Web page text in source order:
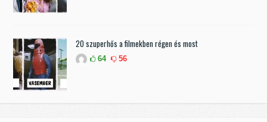
20 szuperhős a filmekben régen és most
64 56